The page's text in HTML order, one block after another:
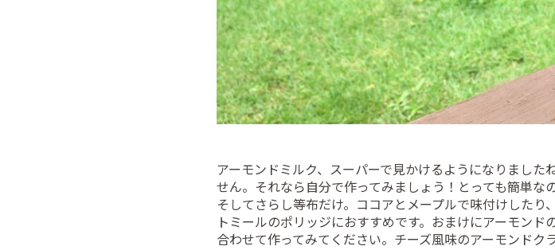
アーモンドミルク、スーパーで見かけるようになりまし
せん。それなら自分で作ってみましょう！とっても簡単な
そしてさらし等布だけ。ココアとメープルで味付けした
トミールのポリッジにおすすめです。おまけにアーモンド
合わせて作ってみてください。 チーズ風味のアーモンドク